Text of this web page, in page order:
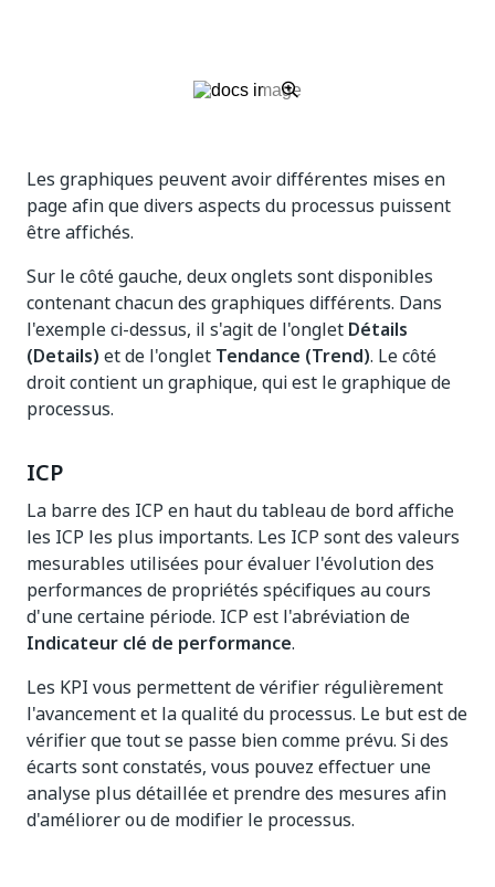
Les graphiques peuvent avoir différentes mises en
page afin que divers aspects du processus puissent
être affichés.
Sur le côté gauche, deux onglets sont disponibles
contenant chacun des graphiques différents. Dans
l'exemple ci-dessus, il s'agit de l'onglet Détails
(Details) et de l'onglet Tendance (Trend). Le côté
droit contient un graphique, qui est le graphique de
processus.
ICP
La barre des ICP en haut du tableau de bord affiche
les ICP les plus importants. Les ICP sont des valeurs
mesurables utilisées pour évaluer l'évolution des
performances de propriétés spécifiques au cours
d'une certaine période. ICP est l'abréviation de
Indicateur clé de performance.
Les KPI vous permettent de vérifier régulièrement
l'avancement et la qualité du processus. Le but est de
vérifier que tout se passe bien comme prévu. Si des
écarts sont constatés, vous pouvez effectuer une
analyse plus détaillée et prendre des mesures afin
d'améliorer ou de modifier le processus.